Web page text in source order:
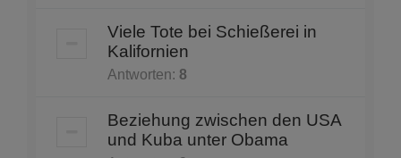
Viele Tote bei Schießerei in
Kalifornien
Antworten: 8
Beziehung zwischen den USA
und Kuba unter Obama